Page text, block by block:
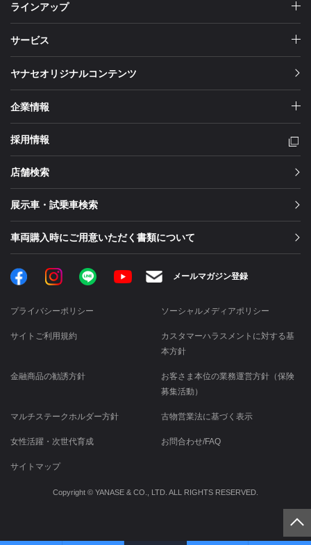
ラインアップ
サービス
ヤナセオリジナルコンテンツ
企業情報
採用情報
店舗検索
展示車・試乗車検索
車両購入時にご用意いただく書類について
FacebookInstagramLINE YouTube メールマガジン登録
プライバシーポリシー ソーシャルメディアポリシー
サイトご利用規約
カスタマーハラスメントに対する基
本方針
金融商品の勧誘方針
お客さま本位の業務運営方針（保険
募集活動）
マルチステークホルダー方針 古物営業法に基づく表示
女性活躍・次世代育成 お問合わせ/FAQ
サイトマップ
Copyright © YANASE & CO., LTD. ALL RIGHTS RESERVED.